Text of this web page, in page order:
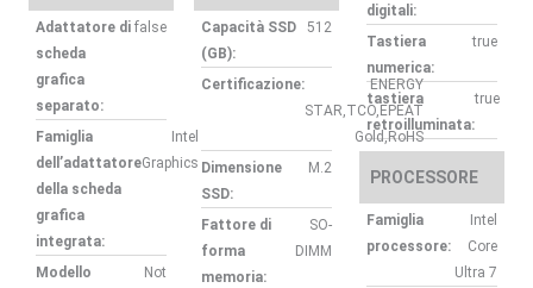
Adattatore di
scheda
grafica
separato:
false
Famiglia
dell’adattatore
della scheda
grafica
integrata:
Intel
Graphics
Modello
Not
Capacità SSD
(GB):
512
Certificazione:
ENERGY
STAR,TCO,EPEAT
Gold,RoHS
Dimensione
SSD:
M.2
Fattore di
forma
memoria:
SO-
DIMM
digitali:
Tastiera
numerica:
true
tastiera
retroilluminata:
true
PROCESSORE
Famiglia
processore:
Intel
Core
Ultra 7